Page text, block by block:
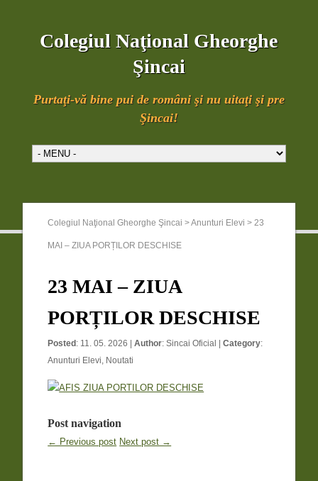
Colegiul Naţional Gheorghe
Şincai
Purtaţi-vă bine pui de români şi nu uitaţi şi pre
Şincai!
Colegiul Naţional Gheorghe Şincai >Anunturi Elevi >23
MAI – ZIUA PORȚILOR DESCHISE
23 MAI – ZIUA
PORȚILOR DESCHISE
Posted : 11. 05. 2026 |Author:Sincai Oficial |Category:
Anunturi Elevi, Noutati
Post navigation
← Previous post Next post →